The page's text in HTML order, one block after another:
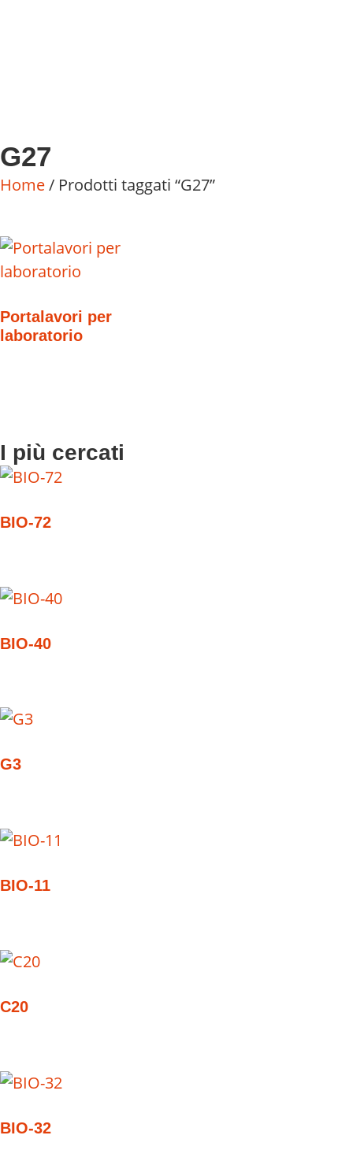
G27
Home/ Prodotti taggati “G27”
Portalavori per
laboratorio
I più cercati
BIO-72
BIO-40
G3
BIO-11
C20
BIO-32